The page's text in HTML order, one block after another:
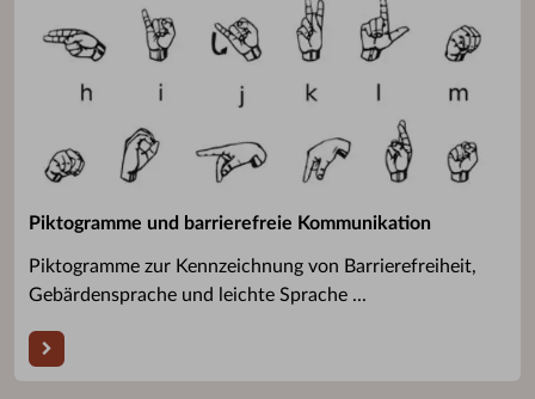
Piktogramme und barrierefreie Kommunikation
Piktogramme zur Kennzeichnung von Barrierefreiheit,
Gebärdensprache und leichte Sprache ...